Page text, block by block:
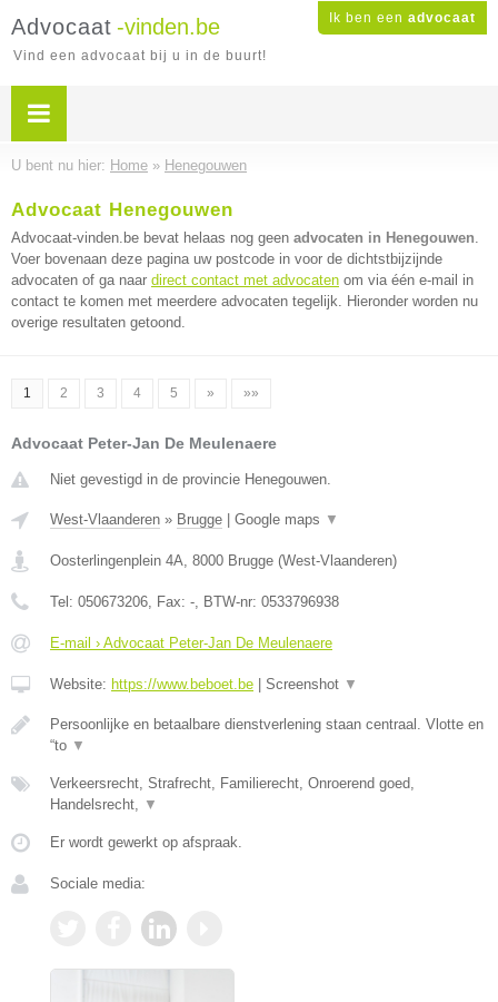
Ik ben een advocaat
Advocaat -vinden.be
Vind een advocaat bij u in de buurt!
U bent nu hier: Home » Henegouwen
Advocaat Henegouwen
Advocaat-vinden.be bevat helaas nog geen advocaten in Henegouwen.
Voer bovenaan deze pagina uw postcode in voor de dichtstbijzijnde
advocaten of ga naar direct contact met advocaten om via één e-mail in
contact te komen met meerdere advocaten tegelijk. Hieronder worden nu
overige resultaten getoond.
1 2 3 4 5 » »»
Advocaat Peter-Jan De Meulenaere
Niet gevestigd in de provincie Henegouwen.
West-Vlaanderen » Brugge Google maps ▼
Oosterlingenplein 4A, 8000 Brugge (West-Vlaanderen)
Tel: 050673206, Fax: -, BTW-nr: 0533796938
E-mail › Advocaat Peter-Jan De Meulenaere
Website: https://www.beboet.be Screenshot ▼
Persoonlijke en betaalbare dienstverlening staan centraal. Vlotte en
“to ▼
Verkeersrecht, Strafrecht, Familierecht, Onroerend goed,
Handelsrecht, ▼
Er wordt gewerkt op afspraak.
Sociale media: